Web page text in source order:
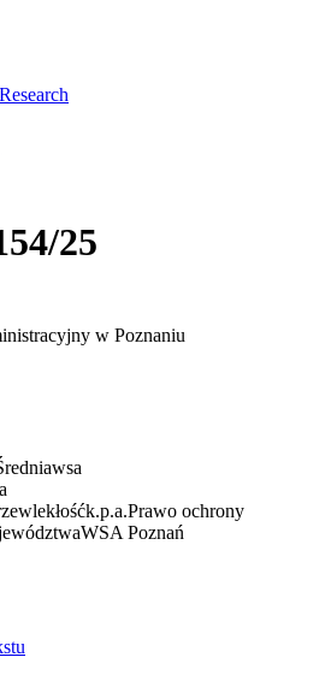
25
w Poznaniu
wsa
k.p.a.Prawo ochrony
WSA Poznań